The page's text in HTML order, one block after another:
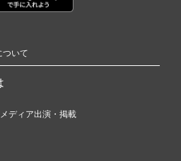
ついて
メディア出演・掲載